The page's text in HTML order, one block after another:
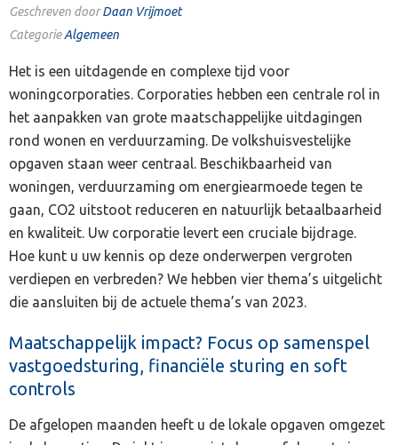
Geschreven doorDaan Vrijmoet
CategorieAlgemeen
Het is een uitdagende en complexe tijd voor
woningcorporaties. Corporaties hebben een centrale rol in
het aanpakken van grote maatschappelijke uitdagingen
rond wonen en verduurzaming. De volkshuisvestelijke
opgaven staan weer centraal. Beschikbaarheid van
woningen, verduurzaming om energiearmoede tegen te
gaan, CO2 uitstoot reduceren en natuurlijk betaalbaarheid
en kwaliteit. Uw corporatie levert een cruciale bijdrage.
Hoe kunt u uw kennis op deze onderwerpen vergroten
verdiepen en verbreden? We hebben vier thema’s uitgelicht
die aansluiten bij de actuele thema’s van 2023.
Maatschappelijk impact? Focus op samenspel
vastgoedsturing, financiële sturing en soft
controls
De afgelopen maanden heeft u de lokale opgaven omgezet